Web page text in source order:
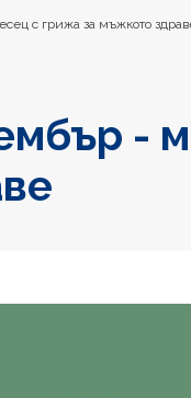
с грижа за мъжкото
-